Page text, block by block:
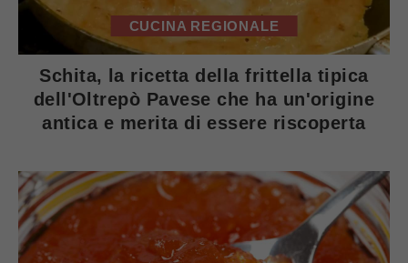
CUCINA REGIONALE
Schita, la ricetta della frittella tipica
dell'Oltrepò Pavese che ha un'origine
antica e merita di essere riscoperta